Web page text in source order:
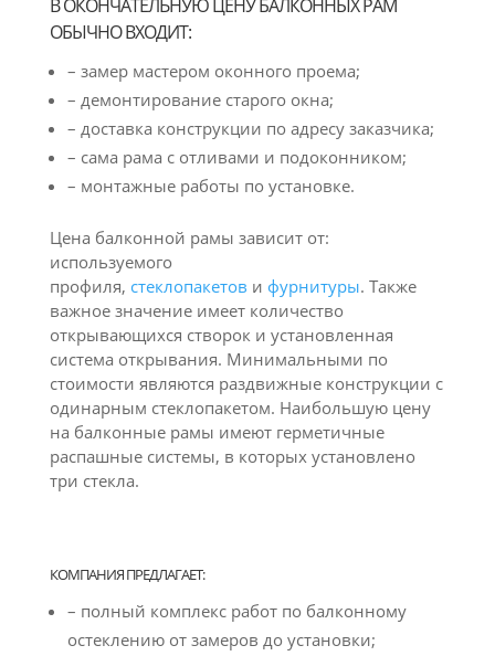
В ОКОНЧАТЕЛЬНУЮ ЦЕНУ БАЛКОННЫХ РАМ
ОБЫЧНО ВХОДИТ:
– замер мастером оконного проема;
– демонтирование старого окна;
– доставка конструкции по адресу заказчика;
– сама рама с отливами и подоконником;
– монтажные работы по установке.
Цена балконной рамы зависит от:
используемого
профиля, стеклопакетов и фурнитуры. Также
важное значение имеет количество
открывающихся створок и установленная
система открывания. Минимальными по
стоимости являются раздвижные конструкции с
одинарным стеклопакетом. Наибольшую цену
на балконные рамы имеют герметичные
распашные системы, в которых установлено
три стекла.
КОМПАНИЯ ПРЕДЛАГАЕТ:
– полный комплекс работ по балконному
остеклению от замеров до установки;